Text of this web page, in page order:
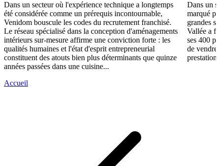
Dans un secteur où l'expérience technique a longtemps
été considérée comme un prérequis incontournable,
Venidom bouscule les codes du recrutement franchisé.
Le réseau spécialisé dans la conception d'aménagements
intérieurs sur-mesure affirme une conviction forte : les
qualités humaines et l'état d'esprit entrepreneurial
constituent des atouts bien plus déterminants que quinze
années passées dans une cuisine...
Dans un
marqué
grandes
Vallée a
ses 400
de vendre
Accueil